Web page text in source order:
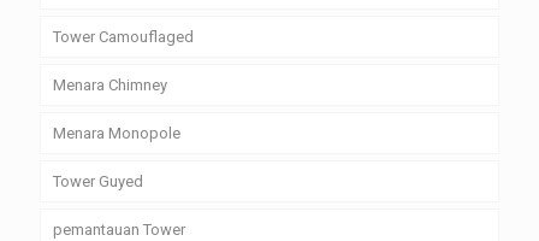
Tower Camouflaged
Menara Chimney
Menara Monopole
Tower Guyed
pemantauan Tower